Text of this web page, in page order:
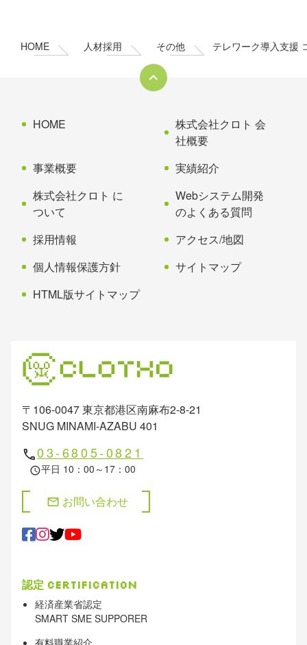
HOME 人材採用 その他 テレワーク導入支援
〒106-0047 東京都港区南麻布2-8-21
SNUG MINAMI-AZABU 401
phone03-6805-0821
schedule平日 10：00～17：00
mail お問い合わせ
認定 Certification
経済産業省認定
SMART SME SUPPORER
HOME
株式会社クロト 会
社概要
事業概要
実績紹介
株式会社クロト に
ついて
Webシステム開発
のよくある質問
採用情報
アクセス/地図
個人情報保護方針
サイトマップ
HTML版サイトマップ